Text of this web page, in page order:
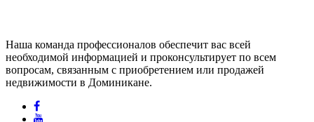
Наша команда профессионалов обеспечит вас всей
необходимой информацией и проконсультирует по всем
вопросам, связанным с приобретением или продажей
недвижимости в Доминикане.